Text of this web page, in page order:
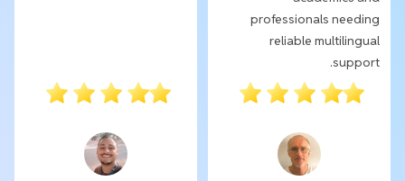
professionals needing
reliable multilingual
support.